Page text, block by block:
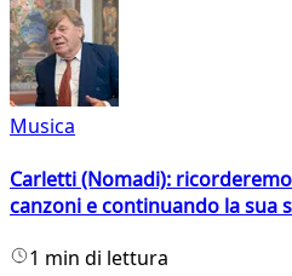
Musica
Carletti (Nomadi):
canzoni e continuando la sua
1 min di lettura